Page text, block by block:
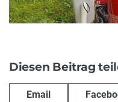
Diesen Beitrag
Email